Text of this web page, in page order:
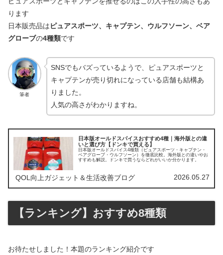
ります
日本販売品はピュアスポーツ、キャプテン、ウルフソーン、ベア
グローブの4種類です
筆者
SNSでもバズっているようで、ピュアスポーツと
キャプテンが売り切れになっている店舗も結構あ
りました。
人気の高さがわかりますね。
日本版オールドスパイスおすすめ4種｜海外版との違
いと選び方【ドンキで買える】
日本版オールドスパイス4種類（ピュアスポーツ・キャプテン・
ベアグローブ・ウルフソーン）を徹底比較。海外版との違いやお
すすめも解説。ドンキで買うならどれがいいか分かります。
QOL向上ガジェット＆生活改善ブログ 2026.05.27
【ランキング】おすすめ8種類
お待たせしました！本題のランキング紹介です